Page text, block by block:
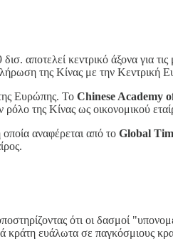
αποτελεί κεντρικό άξονα για
της Κίνας με την Κεντρική
Ευρώπης. Το Chinese Academy
της Κίνας ως οικονομικού
αναφέρεται από το Global
ότι οι δασμοί
ευάλωτα σε παγκόσμιους